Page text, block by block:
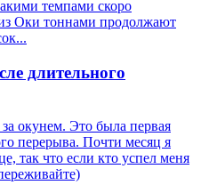
темпами скоро
Оки тоннами продолжают
длительного
окунем. Это была первая
перерыва. Почти месяц я
так что если кто успел меня